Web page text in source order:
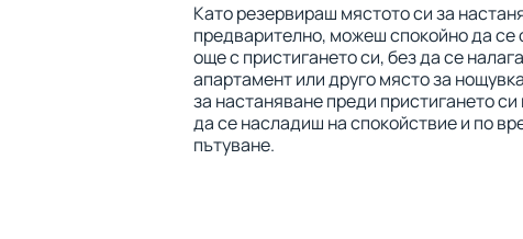
Като резервираш мястото си за
предварително, можеш спокойно да се
още с пристигането си, без да се
апартамент или друго място за
за настаняване преди пристигането
да се насладиш на спокойствие и по
пътуване.